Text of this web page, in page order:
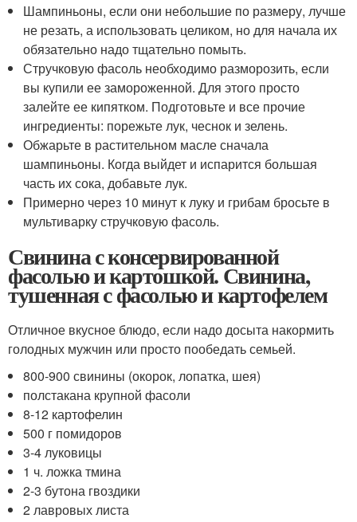
Шампиньоны, если они небольшие по размеру, лучше
не резать, а использовать целиком, но для начала их
обязательно надо тщательно помыть.
Стручковую фасоль необходимо разморозить, если
вы купили ее замороженной. Для этого просто
залейте ее кипятком. Подготовьте и все прочие
ингредиенты: порежьте лук, чеснок и зелень.
Обжарьте в растительном масле сначала
шампиньоны. Когда выйдет и испарится большая
часть их сока, добавьте лук.
Примерно через 10 минут к луку и грибам бросьте в
мультиварку стручковую фасоль.
Свинина с консервированной
фасолью и картошкой. Свинина,
тушенная с фасолью и картофелем
Отличное вкусное блюдо, если надо досыта накормить
голодных мужчин или просто пообедать семьей.
800-900 свинины (окорок, лопатка, шея)
полстакана крупной фасоли
8-12 картофелин
500 г помидоров
3-4 луковицы
1 ч. ложка тмина
2-3 бутона гвоздики
2 лавровых листа